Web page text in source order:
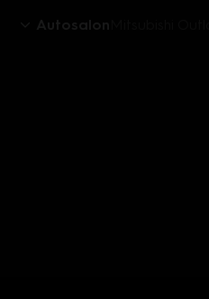
Autosalon